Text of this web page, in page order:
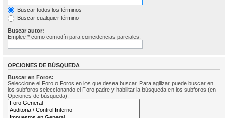
Buscar todos los términos
Buscar cualquier término
Buscar autor:
Emplee * como comodín para coincidencias parciales.
OPCIONES DE BÚSQUEDA
Buscar en Foros:
Seleccione el Foro o Foros en los que desea buscar. Para agilizar puede buscar en
los subforos seleccionando el Foro padre y habilitar la búsqueda en los subforos (en
Opciones de búsqueda).